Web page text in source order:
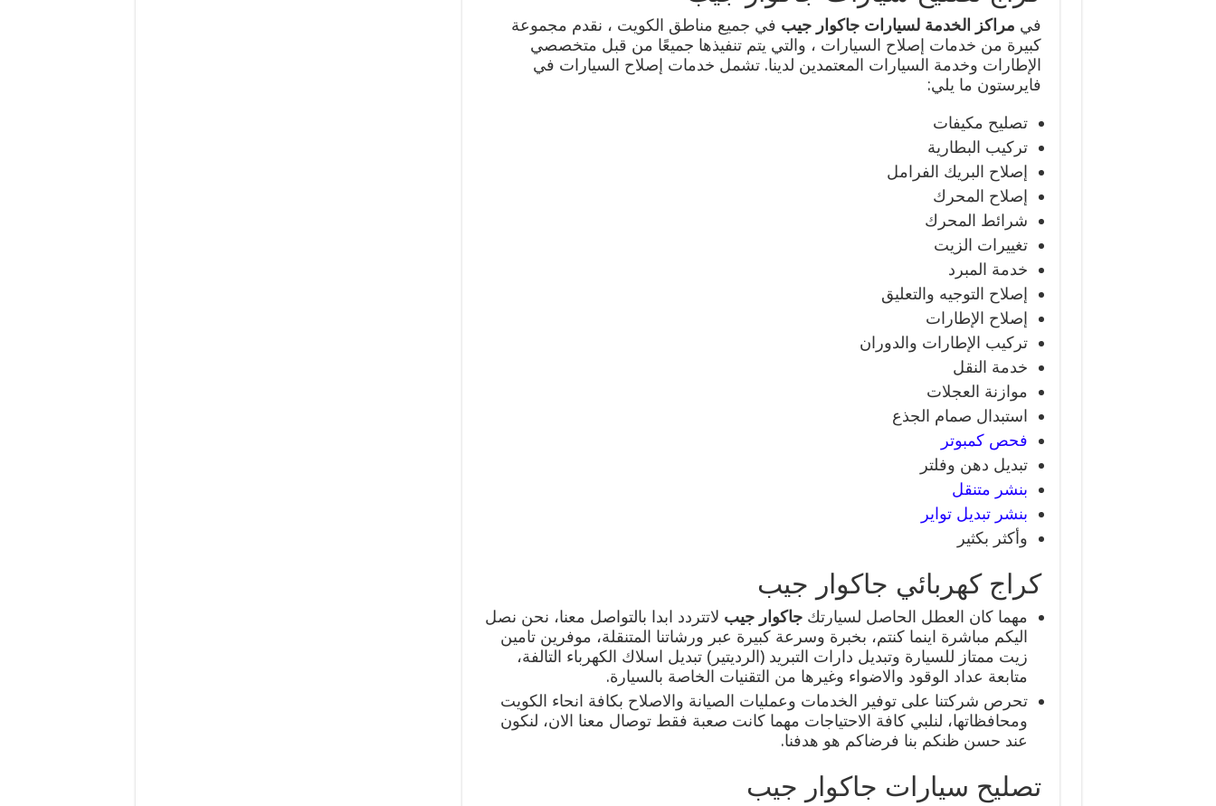
في مراكز الخدمة لسيارات جاكوار جيب في جميع مناطق الكويت ، نقدم مجموعة
كبيرة من خدمات إصلاح السيارات ، والتي يتم تنفيذها جميعًا من قبل متخصصي
الإطارات وخدمة السيارات المعتمدين لدينا. تشمل خدمات إصلاح السيارات في
فايرستون ما يلي:
تصليح مكيفات
تركيب البطارية
إصلاح البريك الفرامل
إصلاح المحرك
شرائط المحرك
تغييرات الزيت
خدمة المبرد
إصلاح التوجيه والتعليق
إصلاح الإطارات
تركيب الإطارات والدوران
خدمة النقل
موازنة العجلات
استبدال صمام الجذع
فحص كمبوتر
تبديل دهن وفلتر
بنشر متنقل
بنشر تبديل تواير
وأكثر بكثير
كراج كهربائي جاكوار جيب
مهما كان العطل الحاصل لسيارتك جاكوار جيب لاتتردد ابدا بالتواصل معنا، نحن نصل
اليكم مباشرة اينما كنتم، بخبرة وسرعة كبيرة عبر ورشاتنا المتنقلة، موفرين تامين
زيت ممتاز للسيارة وتبديل دارات التبريد (الرديتير) تبديل اسلاك الكهرباء التالفة،
متابعة عداد الوقود والاضواء وغيرها من التقنيات الخاصة بالسيارة.
تحرص شركتنا على توفير الخدمات وعمليات الصيانة والاصلاح بكافة انحاء الكويت
ومحافظاتها، لنلبي كافة الاحتياجات مهما كانت صعبة فقط توصال معنا الان، لنكون
عند حسن ظنكم بنا فرضاكم هو هدفنا.
تصليح سيارات جاكوار جيب